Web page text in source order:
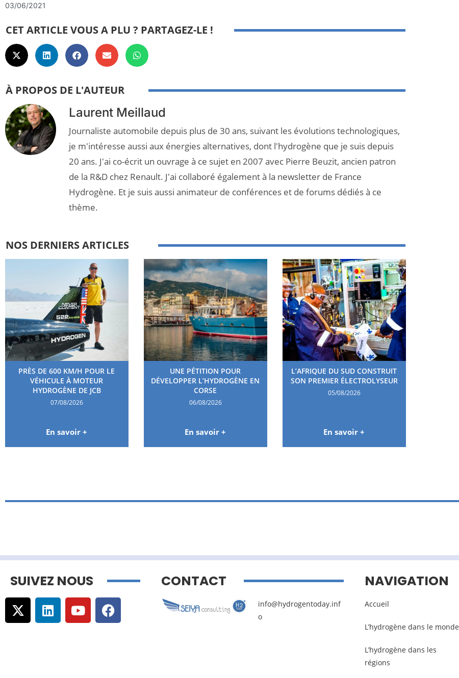
03/06/2021
CET ARTICLE VOUS A PLU ? PARTAGEZ-LE !
À PROPOS DE L'AUTEUR
Laurent Meillaud
Journaliste automobile depuis plus de 30 ans, suivant les évolutions technologiques,
je m'intéresse aussi aux énergies alternatives, dont l'hydrogène que je suis depuis
20 ans. J'ai co-écrit un ouvrage à ce sujet en 2007 avec Pierre Beuzit, ancien patron
de la R&D chez Renault. J'ai collaboré également à la newsletter de France
Hydrogène. Et je suis aussi animateur de conférences et de forums dédiés à ce
thème.
NOS DERNIERS ARTICLES
PRÈS DE 600 KM/H POUR LE
VÉHICULE À MOTEUR
HYDROGÈNE DE JCB
07/08/2026
En savoir +
UNE PÉTITION POUR
DÉVELOPPER L’HYDROGÈNE EN
CORSE
06/08/2026
En savoir +
L’AFRIQUE DU SUD CONSTRUIT
SON PREMIER ÉLECTROLYSEUR
05/08/2026
En savoir +
SUIVEZ NOUS CONTACT
info@hydrogentoday.inf
o
NAVIGATION
Accueil
L’hydrogène dans le monde
L’hydrogène dans les
régions